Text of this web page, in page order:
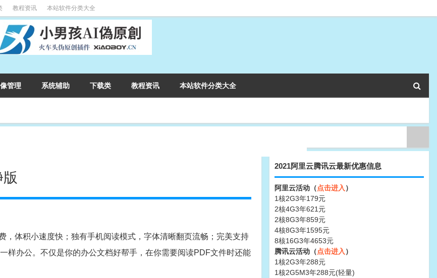
教程资讯 本站软件分类大全
管理 系统辅助 下载类 教程资讯 本站软件分类大全
体积小速度快；独有手机阅读模式，字体清晰翻页流畅；完美支持
样办公。不仅是你的办公文档好帮手，在你需要阅读PDF文件时还能
2021阿里云腾讯云最新优惠信息
阿里云活动（点击进入 ）
1核2G3年179元
2核4G3年621元
2核8G3年859元
4核8G3年1595元
8核16G3年4653元
腾讯云活动（点击进入 ）
1核2G3年288元
1核2G5M3年288元(轻量)